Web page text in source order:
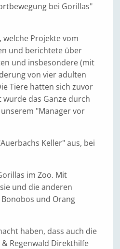
bei Gorillas"
Projekte vom
und berichtete über
und insbesondere (mit
von vier adulten
Tiere hatten sich zuvor
wurde das Ganze durch
"Manager vor
Keller" aus, bei
im Zoo. Mit
und die anderen
und Orang
haben, dass auch die
Regenwald Direkthilfe